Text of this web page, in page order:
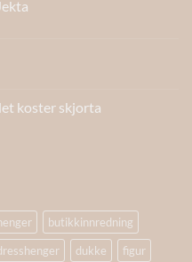
koster skjorta
butikkinnredning
dukke
figur